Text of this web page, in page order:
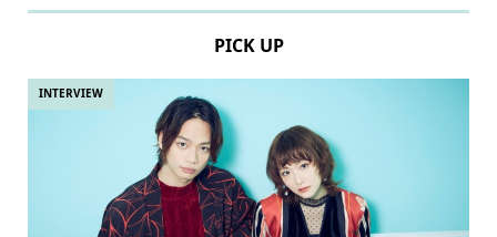
PICK UP
INTERVIEW